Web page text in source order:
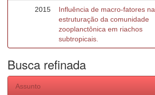
2015
Influência de macro-fatores na
estruturação da comunidade
zooplanctônica em riachos
subtropicais.
Busca refinada
Assunto